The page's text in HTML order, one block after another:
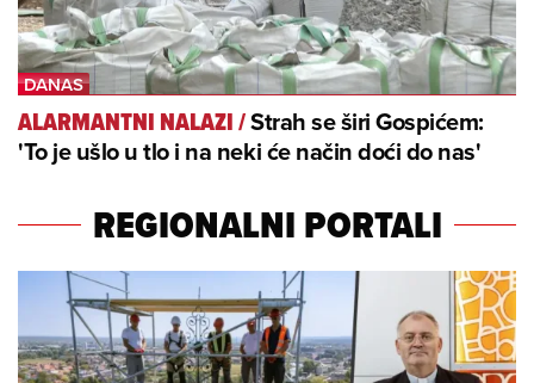
ALARMANTNI NALAZI/Strah se širi Gospićem:
'To je ušlo u tlo i na neki će način doći do nas'
REGIONALNI PORTALI